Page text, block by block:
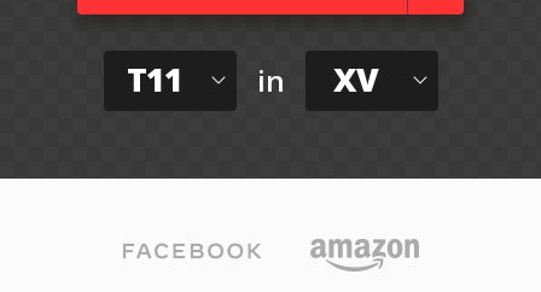
T11 in XV